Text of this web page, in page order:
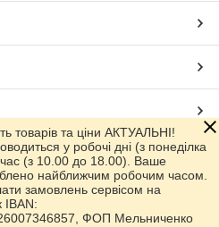
Prom.ua
товарів та ціни АКТУАЛЬНІ!
у робочі дні (з понеділка
(з 10.00 до 18.00). Ваше
найближчим робочим часом.
замовлень сервісом на
IBAN:
ФОП Мельниченко